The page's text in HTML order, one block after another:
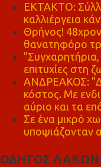
ΕΚΤΑΚΤΟ:
καλλιέργεια
Θρήνος!
θανατηφόρο
επιτυχίες στη
ΑΝΔΡΕΑΚΟΣ:
κόστος. Με
αύριο και τα
Σε ένα μικρό
υποψιάζονταν
ΟΔΗΓΟΣ